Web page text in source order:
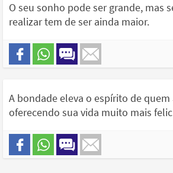
O seu sonho pode ser grande, mas
realizar tem de ser ainda maior.
A bondade eleva o espírito de quem
oferecendo sua vida muito mais